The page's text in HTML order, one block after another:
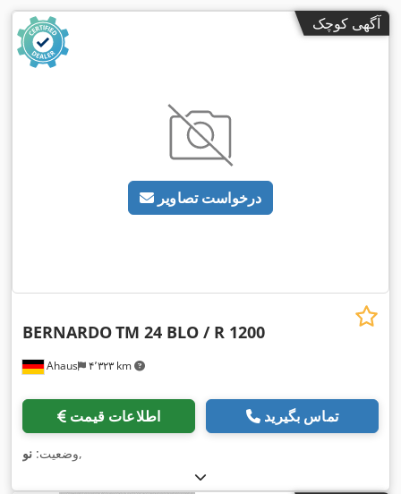
آگهی کوچک
درخواست تصاویر
Ahaus ۴٬۳۲۳ km
BERNARDOTM 24 BLO / R 1200
اطلاعات قیمت تماس بگیرید
وضعیت: نو ,